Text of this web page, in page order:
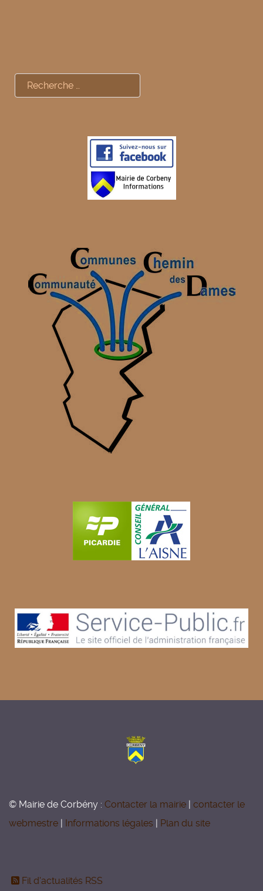
Rechercher
© Mairie de Corbény : Contacter la mairie
contacter le
webmestre
Informations légales Plan du site
Fil d'actualités RSS